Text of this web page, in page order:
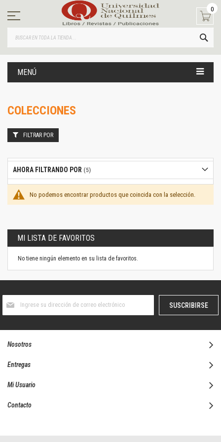
contenido
0
MENÚ
COLECCIONES
No podemos encontrar productos que coincida con la selección.
FILTRAR POR
AHORA FILTRANDO POR
MI LISTA DE FAVORITOS
No tiene ningún elemento en su lista de favoritos.
boletín
SUSCRIBIRSE
Nosotros
Entregas
Mi Usuario
Contacto